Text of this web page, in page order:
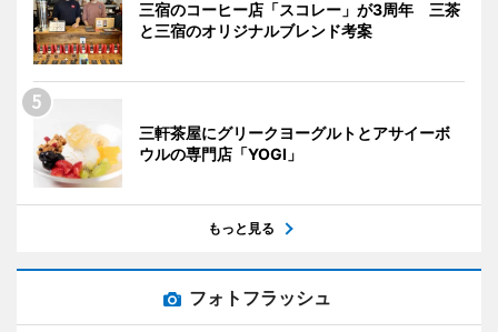
三宿のコーヒー店「スコレー」が3周年 三茶
と三宿のオリジナルブレンド考案
三軒茶屋にグリークヨーグルトとアサイーボ
ウルの専門店「YOGI」
もっと見る
フォトフラッシュ